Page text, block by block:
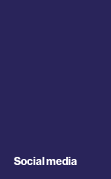
Social media